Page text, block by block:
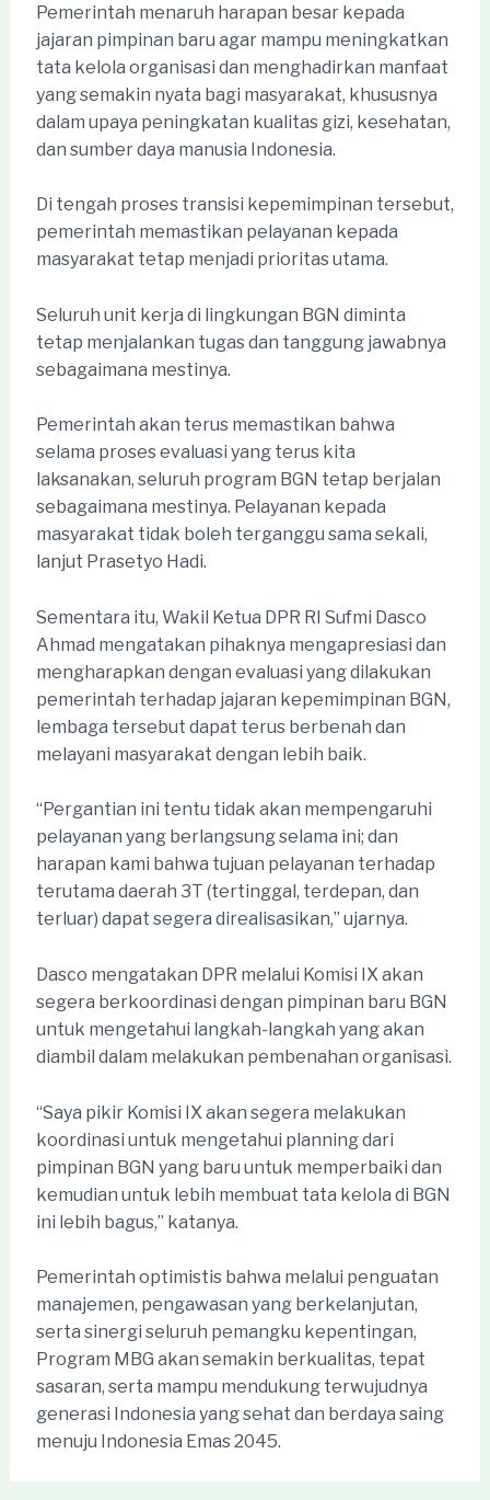
Pemerintah menaruh harapan besar kepada
jajaran pimpinan baru agar mampu meningkatkan
tata kelola organisasi dan menghadirkan manfaat
yang semakin nyata bagi masyarakat, khususnya
dalam upaya peningkatan kualitas gizi, kesehatan,
dan sumber daya manusia Indonesia.
Di tengah proses transisi kepemimpinan tersebut,
pemerintah memastikan pelayanan kepada
masyarakat tetap menjadi prioritas utama.
Seluruh unit kerja di lingkungan BGN diminta
tetap menjalankan tugas dan tanggung jawabnya
sebagaimana mestinya.
Pemerintah akan terus memastikan bahwa
selama proses evaluasi yang terus kita
laksanakan, seluruh program BGN tetap berjalan
sebagaimana mestinya. Pelayanan kepada
masyarakat tidak boleh terganggu sama sekali,
lanjut Prasetyo Hadi.
Sementara itu, Wakil Ketua DPR RI Sufmi Dasco
Ahmad mengatakan pihaknya mengapresiasi dan
mengharapkan dengan evaluasi yang dilakukan
pemerintah terhadap jajaran kepemimpinan BGN,
lembaga tersebut dapat terus berbenah dan
melayani masyarakat dengan lebih baik.
“Pergantian ini tentu tidak akan mempengaruhi
pelayanan yang berlangsung selama ini; dan
harapan kami bahwa tujuan pelayanan terhadap
terutama daerah 3T (tertinggal, terdepan, dan
terluar) dapat segera direalisasikan,” ujarnya.
Dasco mengatakan DPR melalui Komisi IX akan
segera berkoordinasi dengan pimpinan baru BGN
untuk mengetahui langkah-langkah yang akan
diambil dalam melakukan pembenahan organisasi.
“Saya pikir Komisi IX akan segera melakukan
koordinasi untuk mengetahui planning dari
pimpinan BGN yang baru untuk memperbaiki dan
kemudian untuk lebih membuat tata kelola di BGN
ini lebih bagus,” katanya.
Pemerintah optimistis bahwa melalui penguatan
manajemen, pengawasan yang berkelanjutan,
serta sinergi seluruh pemangku kepentingan,
Program MBG akan semakin berkualitas, tepat
sasaran, serta mampu mendukung terwujudnya
generasi Indonesia yang sehat dan berdaya saing
menuju Indonesia Emas 2045.